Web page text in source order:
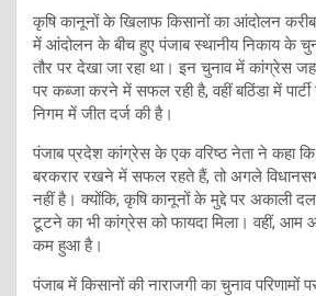
कृषि कानूनों के खिलाफ किसानों का आंदोलन
में आंदोलन के बीच हुए पंजाब स्थानीय निकाय के
तौर पर देखा जा रहा था। इन चुनाव में कांग्रेस
पर कब्जा करने में सफल रही है, वहीं बठिंडा में
निगम में जीत दर्ज की है।
पंजाब प्रदेश कांग्रेस के एक वरिष्ठ नेता ने कहा
बरकरार रखने में सफल रहते हैं, तो अगले
नहीं है। क्योंकि, कृषि कानूनों के मुद्दे पर अकाली
टूटने का भी कांग्रेस को फायदा मिला। वहीं, आम
कम हुआ है।
पंजाब में किसानों की नाराजगी का चुनाव